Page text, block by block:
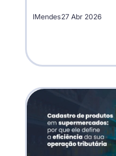
IMendes27 Abr 2026